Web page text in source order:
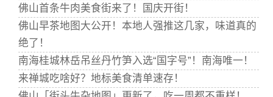
佛山首条牛肉美食街来了！国庆开街！
佛山早茶地图大公开！本地人强推这几家，味道真的
绝了！
南海桂城林岳吊丝丹竹笋入选“国字号”！南海唯一！
来禅城吃啥好？地标美食清单速存！